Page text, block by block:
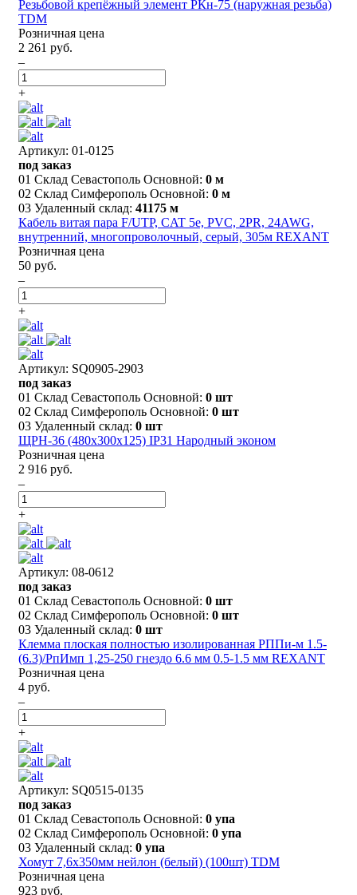
Резьбовой крепёжный элемент РКн-75 (наружная резьба)
TDM
Розничная цена
2 261 руб.
–
+
Артикул: 01-0125
под заказ
01 Склад Севастополь Основной: 0 м
02 Склад Симферополь Основной: 0 м
03 Удаленный склад: 41175 м
Кабель витая пара F/UTP, CAT 5e, PVC, 2PR, 24AWG,
внутренний, многопроволочный, серый, 305м REXANT
Розничная цена
50 руб.
–
+
Артикул: SQ0905-2903
под заказ
01 Склад Севастополь Основной: 0 шт
02 Склад Симферополь Основной: 0 шт
03 Удаленный склад: 0 шт
ЩРН-36 (480х300х125) IP31 Народный эконом
Розничная цена
2 916 руб.
–
+
Артикул: 08-0612
под заказ
01 Склад Севастополь Основной: 0 шт
02 Склад Симферополь Основной: 0 шт
03 Удаленный склад: 0 шт
Клемма плоская полностью изолированная РППи-м 1.5-
(6.3)/РпИмп 1,25-250 гнездо 6.6 мм 0.5-1.5 мм REXANT
Розничная цена
4 руб.
–
+
Артикул: SQ0515-0135
под заказ
01 Склад Севастополь Основной: 0 упа
02 Склад Симферополь Основной: 0 упа
03 Удаленный склад: 0 упа
Хомут 7,6х350мм нейлон (белый) (100шт) TDM
Розничная цена
923 руб.